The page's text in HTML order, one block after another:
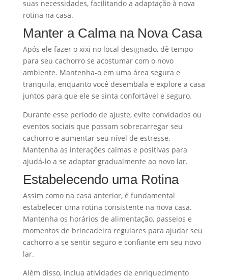
suas necessidades, facilitando a adaptação à nova
rotina na casa.
Manter a Calma na Nova Casa
Após ele fazer o xixi no local designado, dê tempo
para seu cachorro se acostumar com o novo
ambiente. Mantenha-o em uma área segura e
tranquila, enquanto você desembala e explore a casa
juntos para que ele se sinta confortável e seguro.
Durante esse período de ajuste, evite convidados ou
eventos sociais que possam sobrecarregar seu
cachorro e aumentar seu nível de estresse.
Mantenha as interações calmas e positivas para
ajudá-lo a se adaptar gradualmente ao novo lar.
Estabelecendo uma Rotina
Assim como na casa anterior, é fundamental
estabelecer uma rotina consistente na nova casa.
Mantenha os horários de alimentação, passeios e
momentos de brincadeira regulares para ajudar seu
cachorro a se sentir seguro e confiante em seu novo
lar.
Além disso, inclua atividades de enriquecimento